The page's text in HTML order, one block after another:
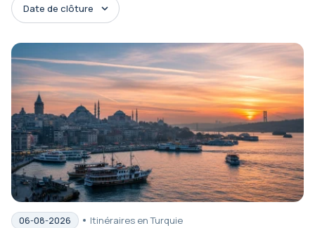
06-08-2026 Itinéraires en Turquie